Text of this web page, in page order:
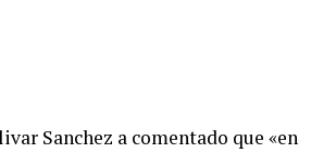
Sanchez a comentado que «en